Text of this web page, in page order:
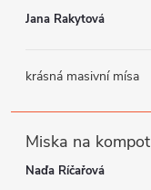
Jana Rakytová
krásná masivní mísa
Naďa Říčařová